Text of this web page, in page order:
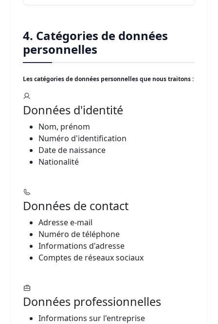
4. Catégories de données
personnelles
Les catégories de données personnelles que nous traitons :
Données d'identité
Nom, prénom
Numéro d'identification
Date de naissance
Nationalité
Données de contact
Adresse e-mail
Numéro de téléphone
Informations d'adresse
Comptes de réseaux sociaux
Données professionnelles
Informations sur l'entreprise